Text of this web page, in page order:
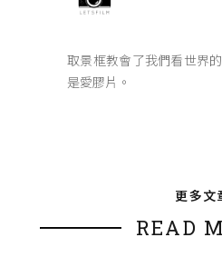
取景框教會了我們看世界
是愛膠片。
更多文
READ